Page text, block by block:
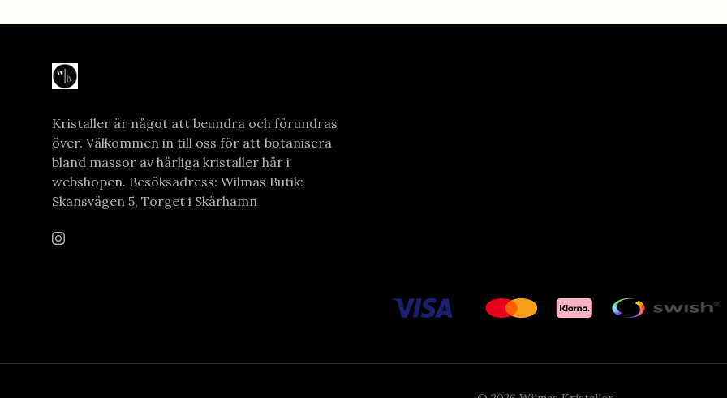
Kristaller är något att beundra och förundras
över. Välkommen in till oss för att botanisera
bland massor av härliga kristaller här i
webshopen. Besöksadress: Wilmas Butik:
Skansvägen 5, Torget i Skärhamn